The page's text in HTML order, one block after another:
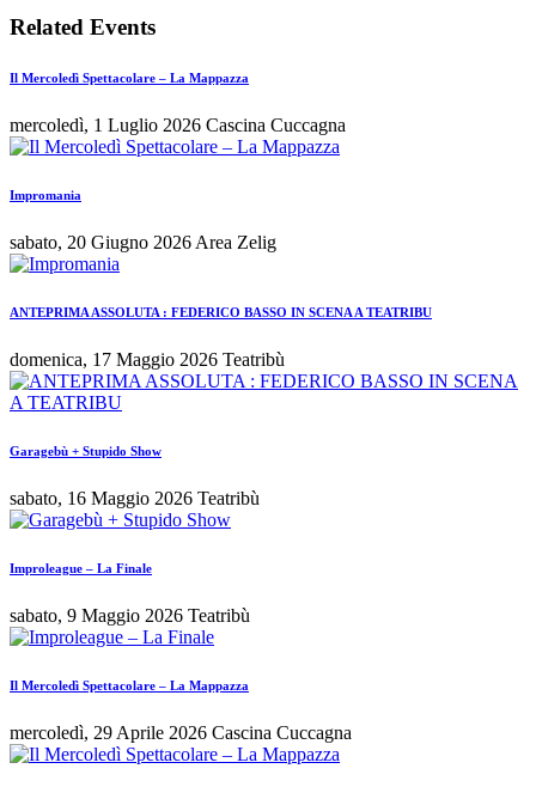
Related Events
Il Mercoledì Spettacolare – La Mappazza
mercoledì, 1 Luglio 2026 Cascina Cuccagna
Impromania
sabato, 20 Giugno 2026 Area Zelig
ANTEPRIMA ASSOLUTA : FEDERICO BASSO IN SCENA A TEATRIBU
domenica, 17 Maggio 2026 Teatribù
Garagebù + Stupido Show
sabato, 16 Maggio 2026 Teatribù
Improleague – La Finale
sabato, 9 Maggio 2026 Teatribù
Il Mercoledì Spettacolare – La Mappazza
mercoledì, 29 Aprile 2026 Cascina Cuccagna